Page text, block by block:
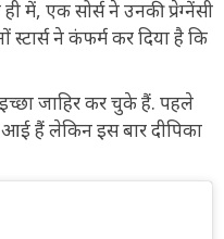
में, एक सोर्स ने उनकी प्रेग्नेंसी
ने कंफर्म कर दिया है कि
जाहिर कर चुके हैं. पहले
हैं लेकिन इस बार दीपिका